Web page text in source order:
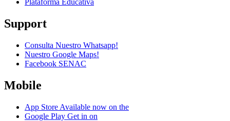
Plataforma Educativa
Support
Consulta Nuestro Whatsapp!
Nuestro Google Maps!
Facebook SENAC
Mobile
App Store Available now on the
Google Play Get in on